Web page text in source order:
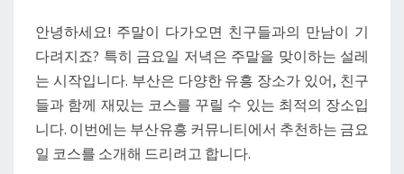
께
하
는
금
요
안녕하세요! 주말이 다가오면 친구들과의 만남이 기
다려지죠? 특히 금요일 저녁은 주말을 맞이하는 설레
는 시작입니다. 부산은 다양한 유흥 장소가 있어, 친구
들과 함께 재밌는 코스를 꾸릴 수 있는 최적의 장소입
니다. 이번에는 부산유흥 커뮤니티에서 추천하는 금요
일 코스를 소개해 드리려고 합니다.